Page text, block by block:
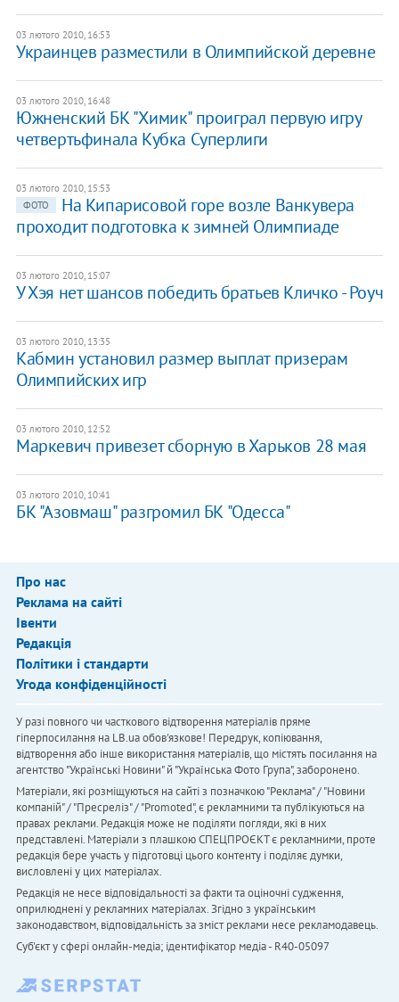
03 лютого 2010, 16:53
Украинцев разместили в Олимпийской деревне
03 лютого 2010, 16:48
Южненский БК "Химик" проиграл первую игру
четвертьфинала Кубка Суперлиги
03 лютого 2010, 15:53
ФОТО
На Кипарисовой горе возле Ванкувера
проходит подготовка к зимней Олимпиаде
03 лютого 2010, 15:07
У Хэя нет шансов победить братьев Кличко - Роуч
03 лютого 2010, 13:35
Кабмин установил размер выплат призерам
Олимпийских игр
03 лютого 2010, 12:52
Маркевич привезет сборную в Харьков 28 мая
03 лютого 2010, 10:41
БК "Азовмаш" разгромил БК "Одесса"
Про нас
Реклама на сайті
Івенти
Редакція
Політики і стандарти
Угода конфіденційності
У разі повного чи часткового відтворення матеріалів пряме
гіперпосилання на LB.ua обов'язкове! Передрук, копіювання,
відтворення або інше використання матеріалів, що містять посилання на
агентство "Українськi Новини" й "Українська Фото Група", заборонено.
Матеріали, які розміщуються на сайті з позначкою "Реклама" / "Новини
компаній" / "Пресреліз" / "Promoted", є рекламними та публікуються на
правах реклами. Редакція може не поділяти погляди, які в них
представлені. Матеріали з плашкою СПЕЦПРОЄКТ є рекламними, проте
редакція бере участь у підготовці цього контенту і поділяє думки,
висловлені у цих матеріалах.
Редакція не несе відповідальності за факти та оціночні судження,
оприлюднені у рекламних матеріалах. Згідно з українським
законодавством, відповідальність за зміст реклами несе рекламодавець.
Cуб'єкт у сфері онлайн-медіа; ідентифікатор медіа - R40-05097